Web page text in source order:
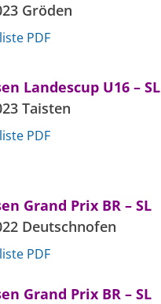
Gröden
PDF
Landescup U16 – SL
Taisten
PDF
Grand Prix BR – SL
Deutschnofen
PDF
Grand Prix BR – SL